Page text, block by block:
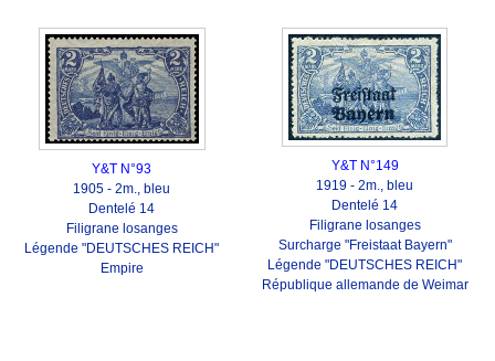
Y&T N°93
1905 - 2m., bleu
Dentelé 14
Filigrane losanges
Légende "DEUTSCHES REICH"
Empire
Y&T N°149
1919 - 2m., bleu
Dentelé 14
Filigrane losanges
Surcharge "Freistaat Bayern"
Légende "DEUTSCHES REICH"
République allemande de Weimar